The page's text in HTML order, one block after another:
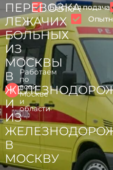
Работаем
по
всей
Москве
и
области
ПЕРЕВОЗКА
ЛЕЖАЧИХ
БОЛЬНЫХ
ИЗ
МОСКВЫ
В
И
ИЗ
В
МОСКВУ
Быстрая подача